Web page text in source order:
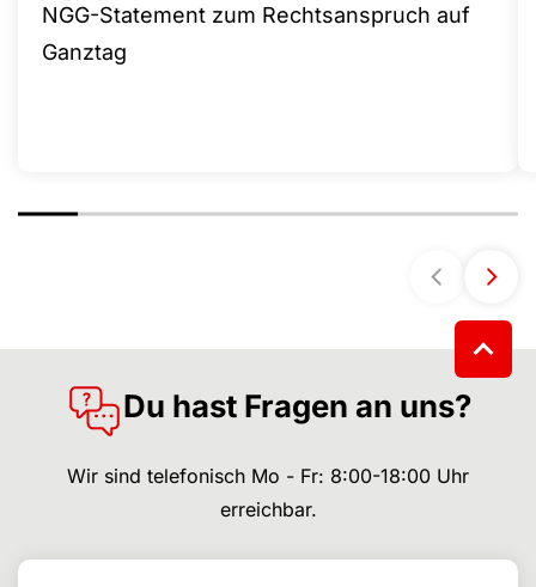
NGG-Statement zum Rechtsanspruch auf
Ganztag
Du hast Fragen an uns?
Wir sind telefonisch Mo - Fr: 8:00-18:00 Uhr
erreichbar.